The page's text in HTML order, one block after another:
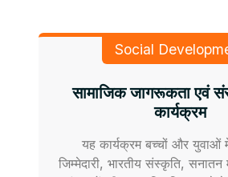
Social
सामाजिक जागरूकता एवं
कार्यक्रम
यह कार्यक्रम बच्चों और युवाओं
जिम्मेदारी, भारतीय संस्कृति,